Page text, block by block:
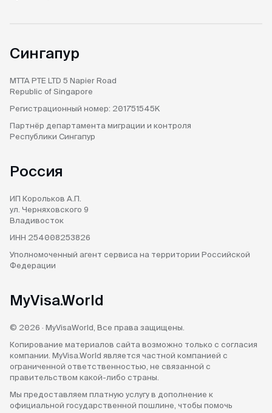
Сингапур
MTTA PTE LTD 5 Napier Road
Republic of Singapore
Регистрационный номер: 201751545K
Партнёр департамента миграции и контроля
Республики Сингапур
Россия
ИП Корольков А.П.
ул. Черняховского 9
Владивосток
ИНН 254008253826
Уполномоченный агент сервиса на территории Российской
Федерации
MyVisa.World
© 2026 · MyVisaWorld, Все права защищены.
Копирование материалов сайта возможно только с согласия
компании. MyVisa.World является частной компанией с
ограниченной ответственностью, не связанной с
правительством какой-либо страны.
Мы предоставляем платную услугу в дополнение к
официальной государственной пошлине, чтобы помочь